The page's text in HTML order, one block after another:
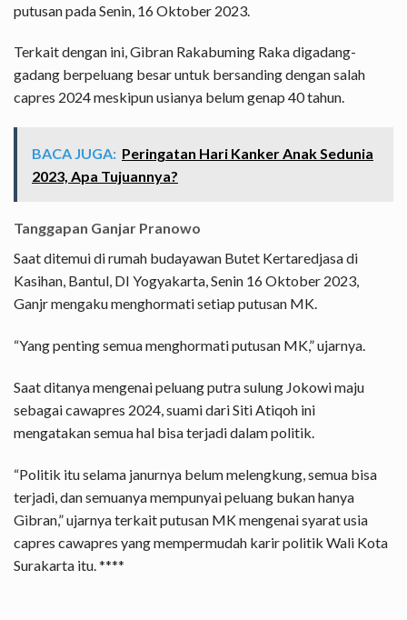
putusan pada Senin, 16 Oktober 2023.
Terkait dengan ini, Gibran Rakabuming Raka digadang-
gadang berpeluang besar untuk bersanding dengan salah
capres 2024 meskipun usianya belum genap 40 tahun.
BACA JUGA: Peringatan Hari Kanker Anak Sedunia
2023, Apa Tujuannya?
Tanggapan Ganjar Pranowo
Saat ditemui di rumah budayawan Butet Kertaredjasa di
Kasihan, Bantul, DI Yogyakarta, Senin 16 Oktober 2023,
Ganjr mengaku menghormati setiap putusan MK.
“Yang penting semua menghormati putusan MK,” ujarnya.
Saat ditanya mengenai peluang putra sulung Jokowi maju
sebagai cawapres 2024, suami dari Siti Atiqoh ini
mengatakan semua hal bisa terjadi dalam politik.
“Politik itu selama janurnya belum melengkung, semua bisa
terjadi, dan semuanya mempunyai peluang bukan hanya
Gibran,” ujarnya terkait putusan MK mengenai syarat usia
capres cawapres yang mempermudah karir politik Wali Kota
Surakarta itu. ****